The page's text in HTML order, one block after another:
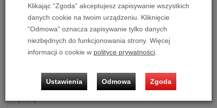
Rabat: -144,00 zł
816,00 zł/ kpl.
dodaj do koszyka
Interkonekt analogowy RCA Van den Hul The Tide Hybrid
Klikając “Zgoda” akceptujesz zapisywanie wszystkich
danych cookie na twoim urządzeniu. Kliknięcie
“Odmowa” oznacza zapisywanie tylko danych
niezbędnych do funkcjonowania strony. Więcej
informacji o cookie w polityce prywatności
Ustawienia Odmowa Zgoda